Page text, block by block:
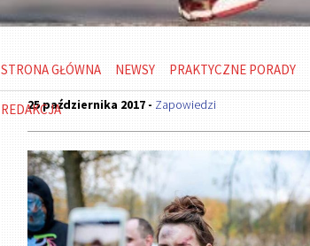
STRONA GŁÓWNA NEWSY PRAKTYCZNE PORADY
REDAKCJA
25 października 2017 - Zapowiedzi